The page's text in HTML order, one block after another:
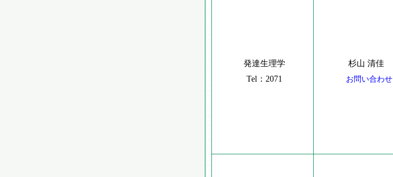
発達生理学
Tel：2071
杉山 清佳
お問い合わせ